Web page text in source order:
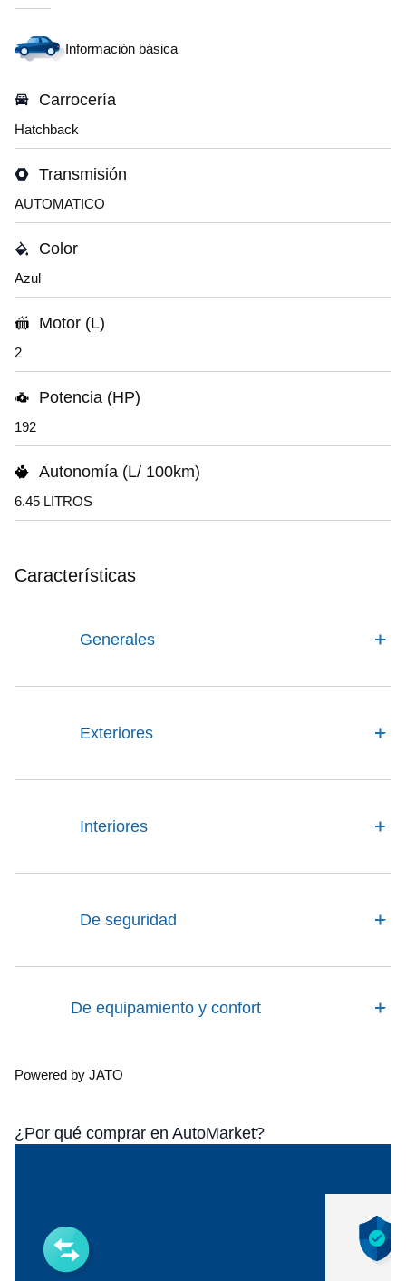
Información básica
Carrocería
Hatchback
Transmisión
AUTOMATICO
Color
Azul
Motor (L)
2
Potencia (HP)
192
Autonomía (L/ 100km)
6.45 LITROS
Características
Generales
Exteriores
Interiores
De seguridad
De equipamiento y confort
Powered by JATO
¿Por qué comprar en AutoMarket?